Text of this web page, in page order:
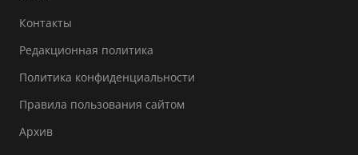
Контакты
Редакционная политика
Политика конфиденциальности
Правила пользования сайтом
Архив